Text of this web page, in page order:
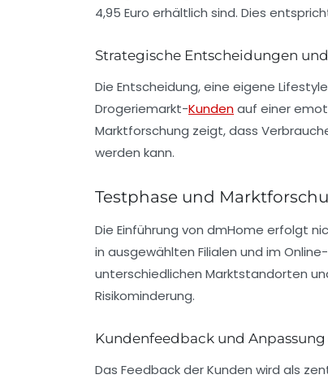
4,95 Euro erhältlich sind. Dies
Strategische Entscheidungen
Die Entscheidung, eine eigene
Drogeriemarkt-Kundenauf einer
Marktforschung zeigt, dass
werden kann.
Testphase und
Die Einführung von dmHome erfolgt
in ausgewählten Filialen und im
unterschiedlichen Marktstandorten
Risikominderung.
Kundenfeedback und
Das Feedback der Kunden wird als